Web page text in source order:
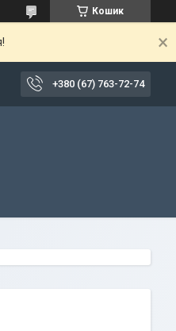
Кошик
+380 (67) 763-72-74